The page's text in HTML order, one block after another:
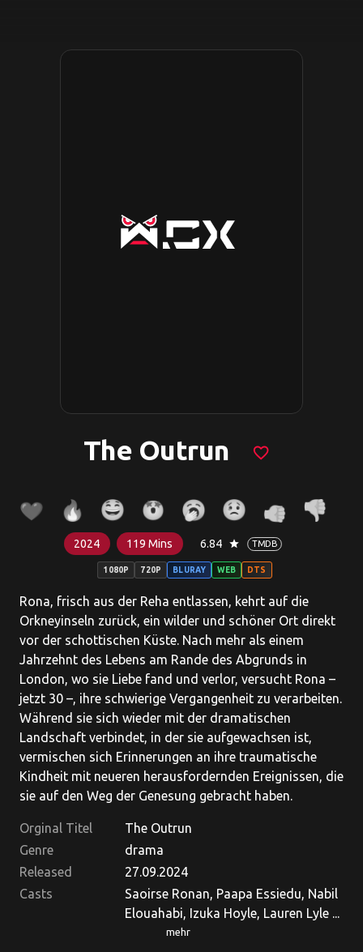
The Outrun favorite_border
2024 119 Mins 6.84 star TMDB
1080P 720P BLURAY WEB DTS
Rona, frisch aus der Reha entlassen, kehrt auf die
Orkneyinseln zurück, ein wilder und schöner Ort direkt
vor der schottischen Küste. Nach mehr als einem
Jahrzehnt des Lebens am Rande des Abgrunds in
London, wo sie Liebe fand und verlor, versucht Rona –
jetzt 30 –, ihre schwierige Vergangenheit zu verarbeiten.
Während sie sich wieder mit der dramatischen
Landschaft verbindet, in der sie aufgewachsen ist,
vermischen sich Erinnerungen an ihre traumatische
Kindheit mit neueren herausfordernden Ereignissen, die
sie auf den Weg der Genesung gebracht haben.
Orginal Titel
The Outrun
Genre
drama
Released
27.09.2024
Casts
Saoirse Ronan, Paapa Essiedu, Nabil
Elouahabi, Izuka Hoyle, Lauren Lyle ...
mehr